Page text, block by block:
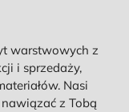
warstwowych z
i sprzedaży,
Nasi
z Tobą